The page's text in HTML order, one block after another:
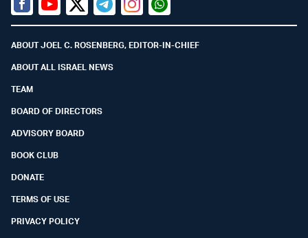
Facebook
YoutubeTwitter (X)
TelegramInstagramWhatsapp
ABOUT JOEL C. ROSENBERG, EDITOR-IN-CHIEF
ABOUT ALL ISRAEL NEWS
TEAM
BOARD OF DIRECTORS
ADVISORY BOARD
BOOK CLUB
DONATE
TERMS OF USE
PRIVACY POLICY